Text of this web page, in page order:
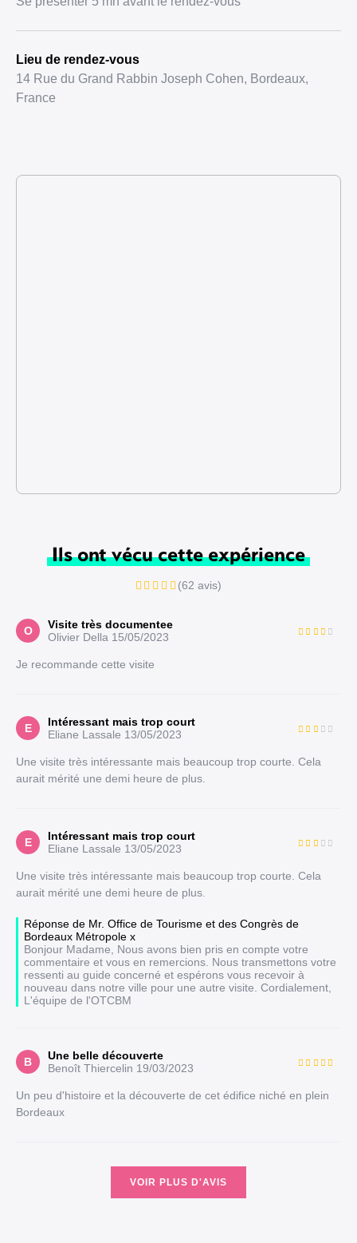
Lieu de rendez-vous
14 Rue du Grand Rabbin Joseph Cohen, Bordeaux,
France
Ils ont vécu cette expérience
(62 avis)
O
Visite très documentee
Olivier Della 15/05/2023
Je recommande cette visite
E
Intéressant mais trop court
Eliane Lassale 13/05/2023
Une visite très intéressante mais beaucoup trop courte. Cela
aurait mérité une demi heure de plus.
E
Intéressant mais trop court
Eliane Lassale 13/05/2023
Une visite très intéressante mais beaucoup trop courte. Cela
aurait mérité une demi heure de plus.
Réponse de Mr. Office de Tourisme et des Congrès de
Bordeaux Métropole x
Bonjour Madame, Nous avons bien pris en compte votre
commentaire et vous en remercions. Nous transmettons votre
ressenti au guide concerné et espérons vous recevoir à
nouveau dans notre ville pour une autre visite. Cordialement,
L'équipe de l'OTCBM
B
Une belle découverte
Benoît Thiercelin 19/03/2023
Un peu d'histoire et la découverte de cet édifice niché en plein
Bordeaux
VOIR PLUS D'AVIS